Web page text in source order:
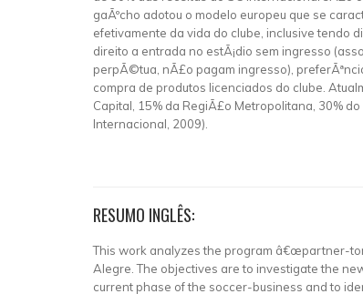
gaÃºcho adotou o modelo europeu que se
efetivamente da vida do clube, inclusive tendo
direito a entrada no estÃ¡dio sem ingresso
perpÃ©tua, nÃ£o pagam ingresso),
compra de produtos licenciados do clube.
Capital, 15% da RegiÃ£o Metropolitana, 30%
Internacional, 2009).
RESUMO INGLÊS:
This work analyzes the program â€œpartner-
Alegre. The objectives are to investigate the
current phase of the soccer-business and to